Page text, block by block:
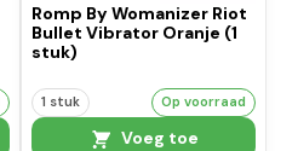
Romp By Womanizer Riot
Bullet Vibrator Oranje (1
stuk)
1 stuk Op voorraad
Voeg toe